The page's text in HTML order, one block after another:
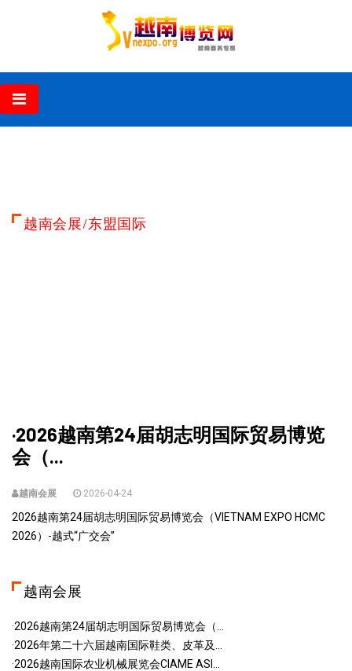
越南会展/东盟国际
·2026越南第24届胡志明国际贸易博览
会（...
越南会展 2026-04-24
2026越南第24届胡志明国际贸易博览会（VIETNAM EXPO HCMC
2026）-越式“广交会”
越南会展
·2026越南第24届胡志明国际贸易博览会（...
·2026年第二十六届越南国际鞋类、皮革及...
·2026越南国际农业机械展览会CIAME ASI...